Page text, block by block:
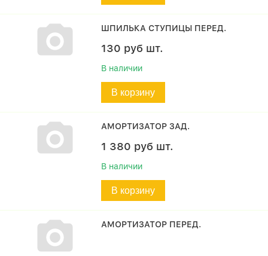
ШПИЛЬКА СТУПИЦЫ ПЕРЕД.
130 руб шт.
В наличии
В корзину
АМОРТИЗАТОР ЗАД.
1 380 руб шт.
В наличии
В корзину
АМОРТИЗАТОР ПЕРЕД.